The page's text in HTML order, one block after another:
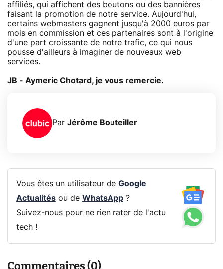
affiliés, qui affichent des boutons ou des bannières
faisant la promotion de notre service. Aujourd'hui,
certains webmasters gagnent jusqu'à 2000 euros par
mois en commission et ces partenaires sont à l'origine
d'une part croissante de notre trafic, ce qui nous
pousse d'ailleurs à imaginer de nouveaux web
services.
JB - Aymeric Chotard, je vous remercie.
Par Jérôme Bouteiller
Vous êtes un utilisateur de Google
Actualitésou de WhatsApp?
Suivez-nous pour ne rien rater de l'actu
tech !
Commentaires (0)